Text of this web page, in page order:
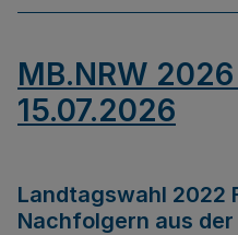
MB.NRW
15.07.2026
Landtagswahl 2022
Nachfolgern aus